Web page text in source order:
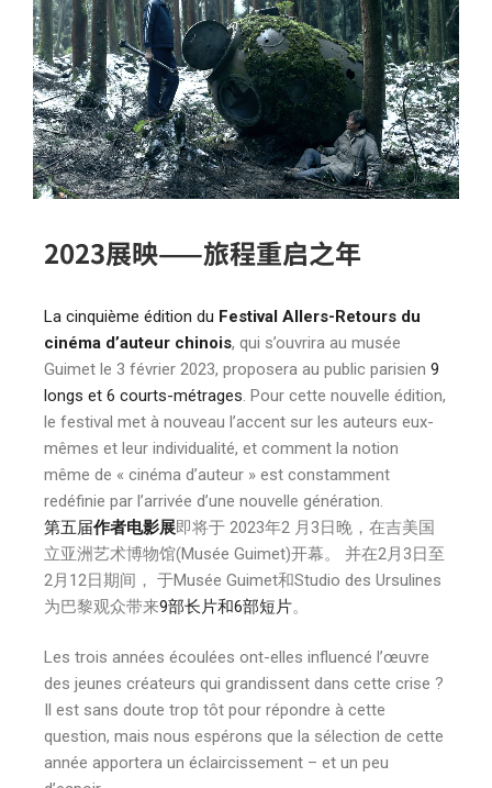
2023展映——旅程重启之年
La cinquième édition du Festival Allers-Retours du
cinéma d’auteur chinois, qui s’ouvrira au musée
Guimet le 3 février 2023, proposera au public parisien 9
longs et 6 courts-métrages. Pour cette nouvelle édition,
le festival met à nouveau l’accent sur les auteurs eux-
mêmes et leur individualité, et comment la notion
même de « cinéma d’auteur » est constamment
redéfinie par l’arrivée d’une nouvelle génération.
第五届作者电影展即将于 2023年2 月3日晚，在吉美国
立亚洲艺术博物馆(Musée Guimet)开幕。 并在2月3日至
2月12日期间， 于Musée Guimet和Studio des Ursulines
为巴黎观众带来9部长片和6部短片。
Les trois années écoulées ont-elles influencé l’œuvre
des jeunes créateurs qui grandissent dans cette crise ?
Il est sans doute trop tôt pour répondre à cette
question, mais nous espérons que la sélection de cette
année apportera un éclaircissement – et un peu